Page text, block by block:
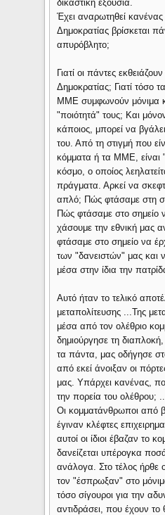
δικαστική εξουσία.
Έχει αναρωτηθεί κανένας
Δημοκρατίας βρίσκεται
απυρόβλητο;
Γιατί οι πάντες
Δημοκρατίας; Γιατί τόσο
ΜΜΕ συμφωνούν μόνιμα
"ποιότητά" τους; Και
κάποιος, μπορεί να
του. Από τη στιγμή που
κόμματα ή τα ΜΜΕ, είναι
κόσμο, ο οποίος
πράγματα. Αρκεί να
απλό; Πώς φτάσαμε στη
Πώς φτάσαμε στο σημείο
χάσουμε την εθνική μας
φτάσαμε στο σημείο να
των "δανειστών" μας και
μέσα στην ίδια την
Αυτό ήταν το τελικό
μεταπολίτευσης ...Της
μέσα από τον ολέθριο
δημιούργησε τη
τα πάντα, μας οδήγησε
από εκεί άνοιξαν οι
μας. Υπάρχει κανένας,
την πορεία του ολέθρου;
Οι κομματάνθρωποι από
έγιναν κλέφτες
αυτοί οι ίδιοι έβαζαν το
δανείζεται υπέρογκα
ανάλογα. Στο τέλος ήρθε
τον "έσπρωξαν" στο
τόσο σίγουροι για την
αντιδράσει, που έχουν το